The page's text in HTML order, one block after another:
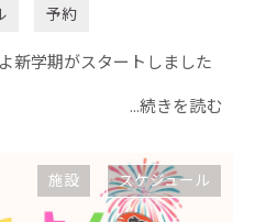
予約
新学期がスタートしました
...続きを読む
施設 スケジュール